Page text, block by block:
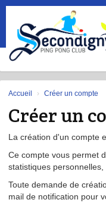
Accueil Créer un compte
Créer un
La création d'un compte
Ce compte vous permet
statistiques
Toute demande de
mail de notification pour
Panneau de gestion des